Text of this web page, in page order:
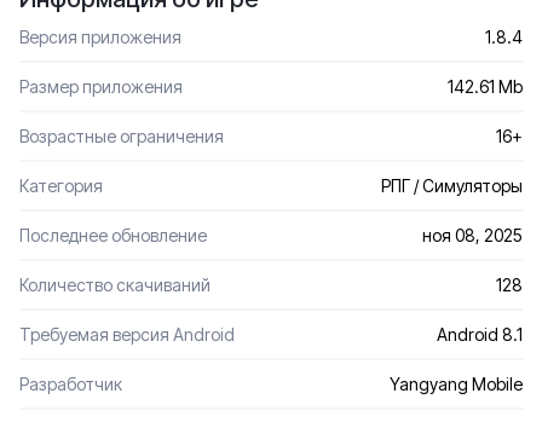
Версия приложения 1.8.4
Размер приложения 142.61 Mb
Возрастные ограничения 16+
Категория РПГ / Симуляторы
Последнее обновление ноя 08, 2025
Количество скачиваний 128
Требуемая версия Android Android 8.1
Разработчик Yangyang Mobile